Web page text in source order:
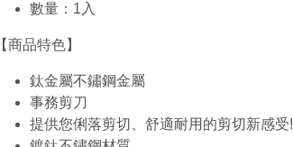
數量：1入
【商品特色】
鈦金屬不鏽鋼金屬
事務剪刀
提供您俐落剪切、舒適耐用的剪切新感受!